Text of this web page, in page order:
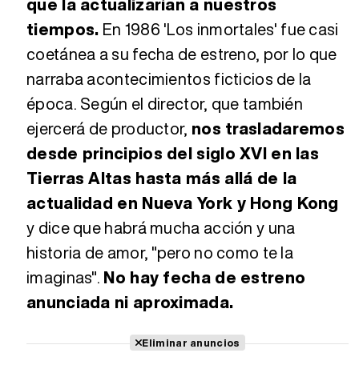
tiempos. En 1986 'Los inmortales' fue casi
coetánea a su fecha de estreno, por lo que
narraba acontecimientos ficticios de la
época. Según el director, que también
ejercerá de productor, nos trasladaremos
desde principios del siglo XVI en las
Tierras Altas hasta más allá de la
actualidad en Nueva York y Hong Kong
y dice que habrá mucha acción y una
historia de amor, "pero no como te la
imaginas". No hay fecha de estreno
anunciada ni aproximada.
Eliminar anuncios